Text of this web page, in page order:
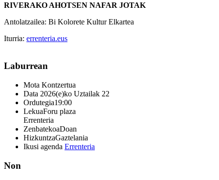
RIVERAKO AHOTSEN NAFAR JOTAK
Antolatzailea: Bi Kolorete Kultur Elkartea
Iturria: errenteria.eus
Laburrean
Mota Kontzertua
Data 2026(e)ko Uztailak 22
Ordutegia19:00
LekuaForu plaza
Errenteria
ZenbatekoaDoan
HizkuntzaGaztelania
Ikusi agenda Errenteria
Non